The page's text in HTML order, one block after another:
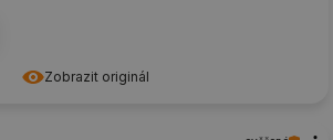
Zobrazit originál